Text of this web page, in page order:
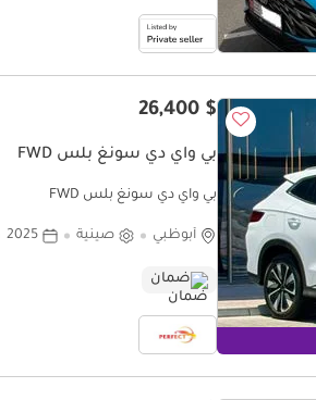
$ 26,400
بي واي دي سونغ بلس FWD
بي واي دي سونغ بلس FWD
أبوظبي صينية 2025
ضمان